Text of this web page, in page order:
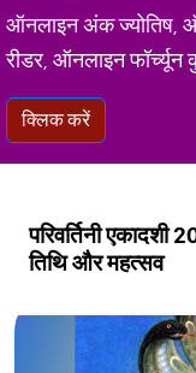
ऑनलाइन अंक ज्योतिष,
रीडर, ऑनलाइन
क्लिक करें
परिवर्तिनी एकादशी
तिथि और महत्सव